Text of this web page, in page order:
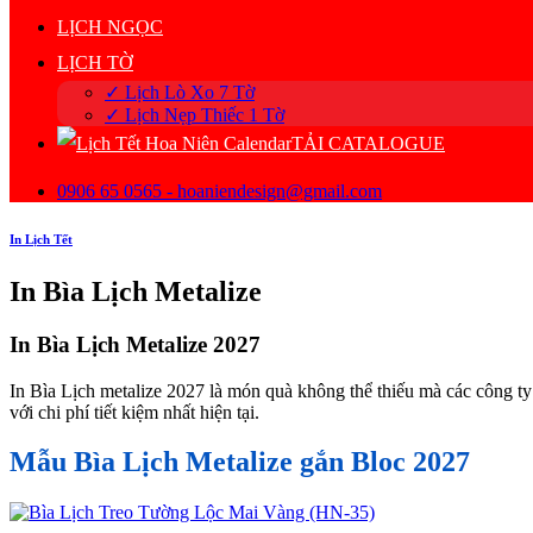
LỊCH NGỌC
LỊCH TỜ
✓ Lịch Lò Xo 7 Tờ
✓ Lịch Nẹp Thiếc 1 Tờ
TẢI CATALOGUE
0906 65 0565 - hoaniendesign@gmail.com
In Lịch Tết
In Bìa Lịch Metalize
In Bìa Lịch Metalize 2027
In Bìa Lịch metalize 2027 là món quà không thể thiếu mà các công
với chi phí tiết kiệm nhất hiện tại.
Mẫu Bìa Lịch Metalize gắn Bloc 2027